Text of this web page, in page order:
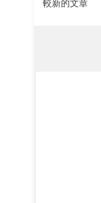
較新的文章